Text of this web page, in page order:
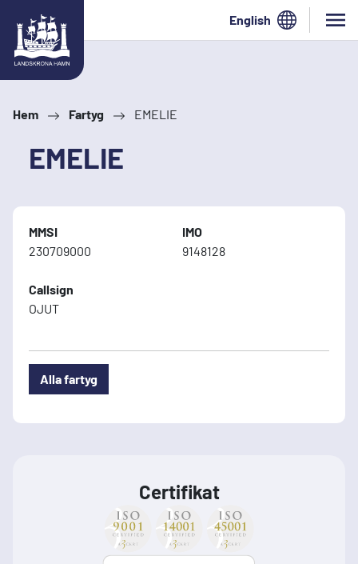
English
Hem Fartyg EMELIE
EMELIE
MMSI
230709000
IMO
9148128
Callsign
OJUT
Alla fartyg
Certifikat